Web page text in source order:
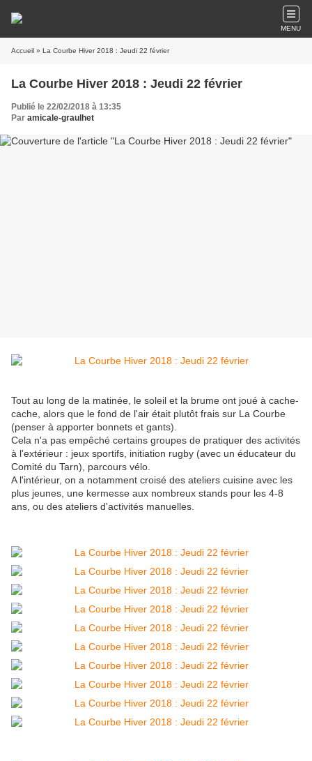
MENU
Accueil » La Courbe Hiver 2018 : Jeudi 22 février
La Courbe Hiver 2018 : Jeudi 22 février
Publié le 22/02/2018 à 13:35
Par amicale-graulhet
Tout au long de la matinée, le soleil et la brume ont joué à cache-
cache, alors que le fond de l'air était plutôt frais sur La Courbe
(penser à apporter bonnets et gants).
Cela n'a pas empêché certains groupes de pratiquer des activités
à l'extérieur : jeux sportifs, initiation rugby (avec un éducateur du
Comité du Tarn), parcours vélo.
A l'intérieur, on a notamment croisé des ateliers cuisine avec les
plus jeunes, une kermesse aux nombreux stands pour les 4-8
ans, ou des ateliers d'activités manuelles.